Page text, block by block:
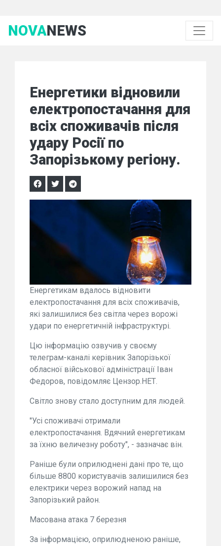
NOVANEWS
Енергетики відновили
електропостачання для
всіх споживачів після
удару Росії по
Запорізькому регіону.
Енергетикам вдалось відновити
електропостачання для всіх споживачів,
які залишилися без світла через ворожі
удари по енергетичній інфраструктурі.
Цю інформацію озвучив у своєму
телеграм-каналі керівник Запорізької
обласної військової адміністрації Іван
Федоров, повідомляє Цензор.НЕТ.
Світло знову стало доступним для людей.
"Усі споживачі отримали
електропостачання. Вдячний енергетикам
за їхню величезну роботу", - зазначає він.
Раніше були оприлюднені дані про те, що
більше 8800 користувачів залишилися без
електрики через ворожий напад на
Запорізький район.
Масована атака 7 березня
За інформацією, оприлюдненою раніше,